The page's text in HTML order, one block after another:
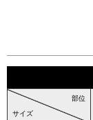
サイズ
部位